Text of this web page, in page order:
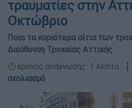
τραυματίες στην
Οκτώβριο
Ποια τα κυριότερα αίτια των
Διεύθυνση Τροχαίας Αττικής
🕛 χρόνος ανάγνωσης: 1 λεπτό
σχολιασμό